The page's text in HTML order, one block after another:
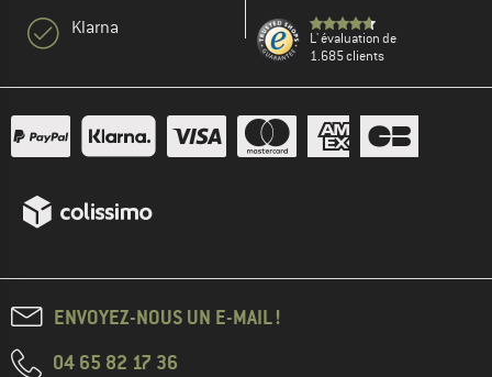
Klarna
L' évaluation de
1.685 clients
ENVOYEZ-NOUS UN E-MAIL !
04 65 82 17 36